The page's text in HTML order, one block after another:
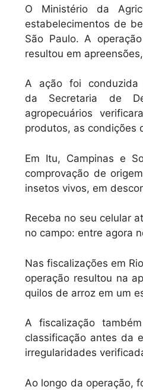
s
A
p
p
e
b
o
o
k
l
O Ministério da
estabelecimentos de
São Paulo. A
resultou em
A ação foi conduzida
da Secretaria de
agropecuários
produtos, as condições
Em Itu, Campinas e
comprovação de
insetos vivos, em
Receba no seu celular
no campo: entre agora
Nas fiscalizações em
operação resultou na
quilos de arroz em um
A fiscalização
classificação antes da
irregularidades
Ao longo da operação,